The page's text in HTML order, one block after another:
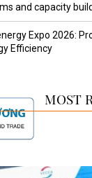
and capacity
Expo 2026:
Efficiency
MOST